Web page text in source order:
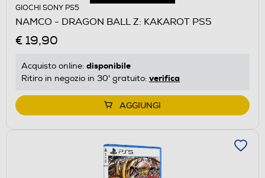
GIOCHI SONY PS5
NAMCO - DRAGON BALL Z: KAKAROT PS5
€ 19,90
Acquisto online: disponibile
Ritiro in negozio in 30' gratuito: verifica
AGGIUNGI